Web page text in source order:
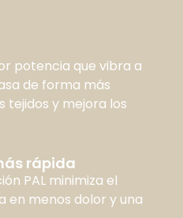
potencia que vibra a
de forma más
tejidos y mejora los
rápida
PAL minimiza el
en menos dolor y una